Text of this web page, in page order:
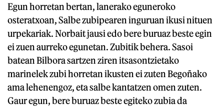
Egun horretan bertan, lanerako eguneroko
osteratxoan, Salbe zubipearen inguruan ikusi nituen
urpekariak. Norbait jausi edo bere buruaz beste egin
ei zuen aurreko egunetan. Zubitik behera. Sasoi
batean Bilbora sartzen ziren itsasontzietako
marinelek zubi horretan ikusten ei zuten Begoñako
ama lehenengoz, eta salbe kantatzen omen zuten.
Gaur egun, bere buruaz beste egiteko zubia da